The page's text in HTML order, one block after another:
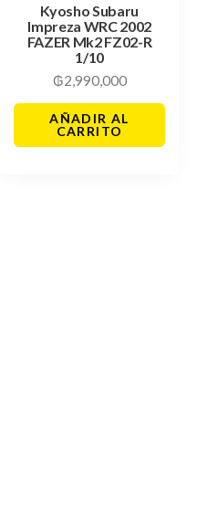
Kyosho Subaru
Impreza WRC 2002
FAZER Mk2 FZ02-R
1/10
₲2,990,000
AÑADIR AL
CARRITO